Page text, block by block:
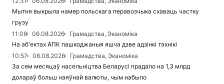
Мытня выкрыла намер польскага перавозчыка схаваць частку
грузу
11:08
06.08.2026
Грамадства, Эканоміка
На аб'ектах АПК пашкоджаныя яшчэ дзве адзінкі тэхнікі
10:57
06.08.2026
Грамадства, Эканоміка
За сем месяцаў насельніцтва Беларусі прадало на 1,3 млрд
долараў больш наяўнай валюты, чым набыло